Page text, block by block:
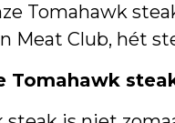
Tomahawk
Meat Club, hét
Tomahawk